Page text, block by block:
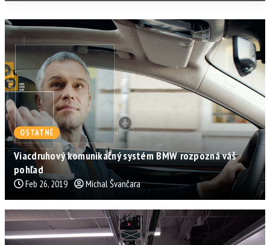
OSTATNÉ
Viacdruhový komunikačný systém BMW rozpozná váš
pohľad
Feb 26, 2019 Michal Švančara